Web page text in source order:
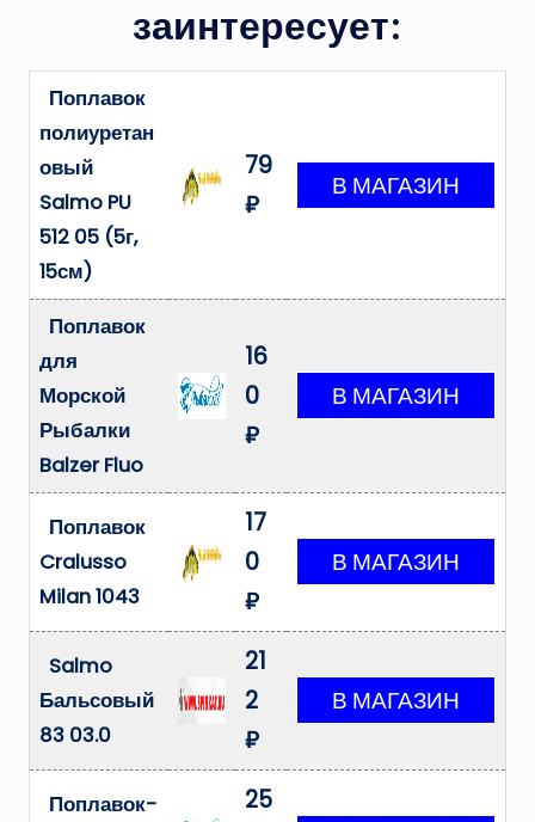
заинтересует:
Поплавок
полиуретан
овый
Salmo PU
512 05 (5г,
15см)
79
₽
Поплавок
для
Морской
Рыбалки
Balzer Fluo
16
0
₽
Поплавок
Cralusso
Milan 1043
17
0
₽
Salmo
Бальсовый
83 03.0
21
2
₽
Поплавок-
25